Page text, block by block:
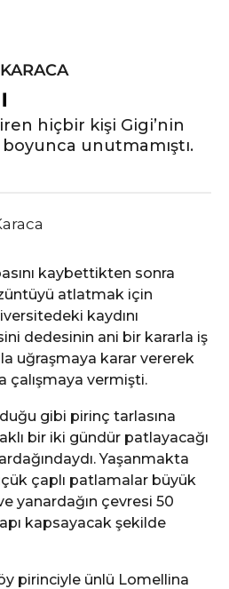
hiçbir kişi Gigi’nin
boyunca unutmamıştı.
kaybettikten sonra
atlatmak için
kaydını
dedesinin ani bir kararla iş
uğraşmaya karar vererek
çalışmaya vermişti.
gibi pirinç tarlasına
bir iki gündür patlayacağı
Yaşanmakta
çaplı patlamalar büyük
yanardağın çevresi 50
kapsayacak şekilde
pirinciyle ünlü Lomellina